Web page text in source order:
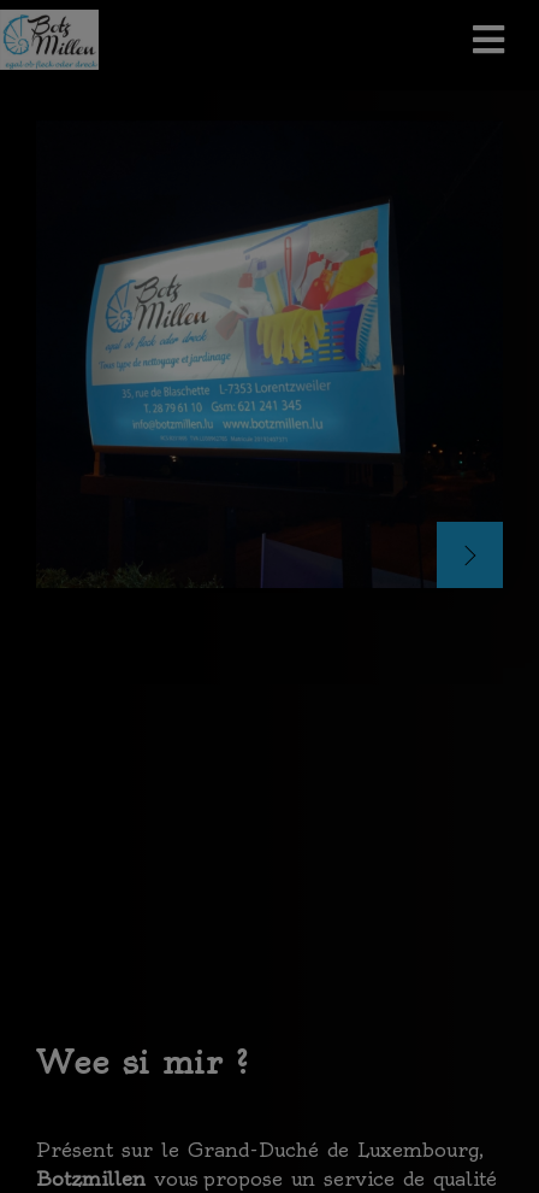
Wee si mir ?
Présent sur le Grand-Duché de Luxembourg,
Botzmillen vous propose un service de qualité